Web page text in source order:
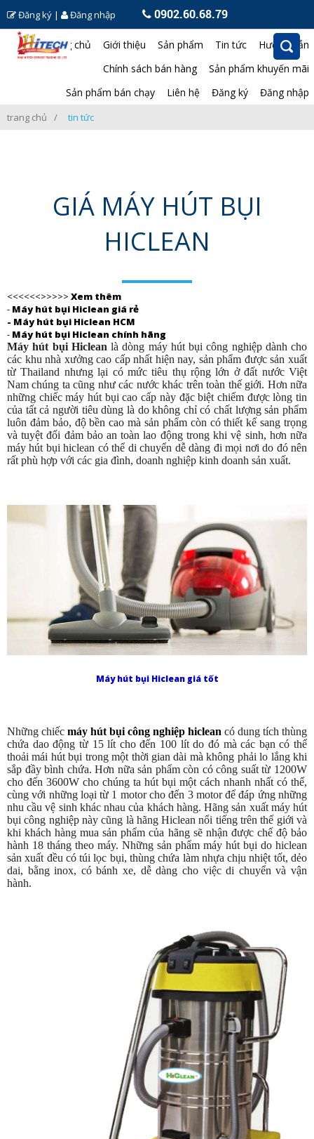
Đăng ký | Đăng nhập 0902.60.68.79
Trang chủ Giới thiệu Sản phẩm Tin tức
Hướng dẫn
Chính sách bán hàng
Sản phẩm khuyến mãi
Sản phẩm bán chạy
Liên hệ Đăng ký Đăng nhập
trang chủ tin tức
GIÁ MÁY HÚT BỤI
HICLEAN
<<<<<<>>>>> Xem thêm
- Máy hút bụi Hiclean giá rẻ
- Máy hút bụi Hiclean HCM
- Máy hút bụi Hiclean chính hãng
Máy hút bụi Hiclean là dòng máy hút bụi công nghiệp dành cho
các khu nhà xưởng cao cấp nhất hiện nay, sản phẩm được sản xuất
từ Thailand nhưng lại có mức tiêu thụ rộng lớn ở đất nước Việt
Nam chúng ta cũng như các nước khác trên toàn thế giới. Hơn nữa
những chiếc máy hút bụi cao cấp này đặc biệt chiếm được lòng tin
của tất cả người tiêu dùng là do không chỉ có chất lượng sản phẩm
luôn đảm bảo, độ bền cao mà sản phẩm còn có thiết kế sang trọng
và tuyệt đối đảm bảo an toàn lao động trong khi vệ sinh, hơn nữa
máy hút bụi hiclean có thể di chuyển dễ dàng đi mọi nơi do đó nên
rất phù hợp với các gia đình, doanh nghiệp kinh doanh sản xuất.
Máy hút bụi Hiclean giá tốt
Những chiếc máy hút bụi công nghiệp hiclean có dung tích thùng
chứa dao động từ 15 lít cho đến 100 lít do đó mà các bạn có thể
thoải mái hút bụi trong một thời gian dài mà không phải lo lắng khi
sắp đầy bình chứa. Hơn nữa sản phẩm còn có công suất từ 1200W
cho đến 3600W cho chúng ta hút bụi một cách nhanh nhất có thể,
cùng với những loại từ 1 motor cho đến 3 motor để đáp ứng những
nhu cầu vệ sinh khác nhau của khách hàng. Hãng sản xuất máy hút
bụi công nghiệp này cũng là hãng Hiclean nổi tiếng trên thế giới và
khi khách hàng mua sản phẩm của hãng sẽ nhận được chế độ bảo
hành 18 tháng theo máy. Những sản phẩm máy hút bụi do hiclean
sản xuất đều có túi lọc bụi, thùng chứa làm nhựa chịu nhiệt tốt, dẻo
dai, bằng inox, có bánh xe, dễ dàng cho việc di chuyển và vận
hành.